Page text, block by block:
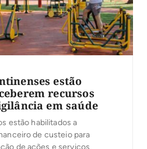
estão
recursos
em saúde
estão habilitados a
de custeio para
de ações e serviços